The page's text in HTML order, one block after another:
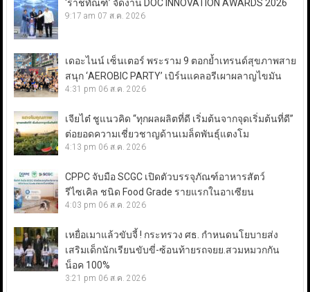
‘ราชทัณฑ์’ จัดงาน DOC INNOVATION AWARDS 2026
9:17 am 07 ส.ค. 2026
เดอะไนน์ เซ็นเตอร์ พระราม 9 ตอกย้ำเทรนด์สุขภาพสาย
สนุก ‘AEROBIC PARTY’ เบิร์นแคลอรีเผาผลาญไขมัน
4:31 pm 06 ส.ค. 2026
เจียไต๋ ชูแนวคิด “ทุกผลผลิตที่ดี เริ่มต้นจากจุดเริ่มต้นที่ดี”
ต่อยอดความเชี่ยวชาญด้านเมล็ดพันธุ์แตงโม
4:13 pm 06 ส.ค. 2026
CPPC จับมือ SCGC เปิดตัวบรรจุภัณฑ์อาหารสัตว์
รีไซเคิล ชนิด Food Grade รายแรกในอาเซียน
4:03 pm 06 ส.ค. 2026
เหยื่อเมาแล้วขับจี้ ! กระทรวง ศธ. กำหนดนโยบายส่ง
เสริมเด็กนักเรียนขับขี่-ซ้อนท้ายรถจยย.สวมหมวกกัน
น็อค 100%
3:21 pm 06 ส.ค. 2026